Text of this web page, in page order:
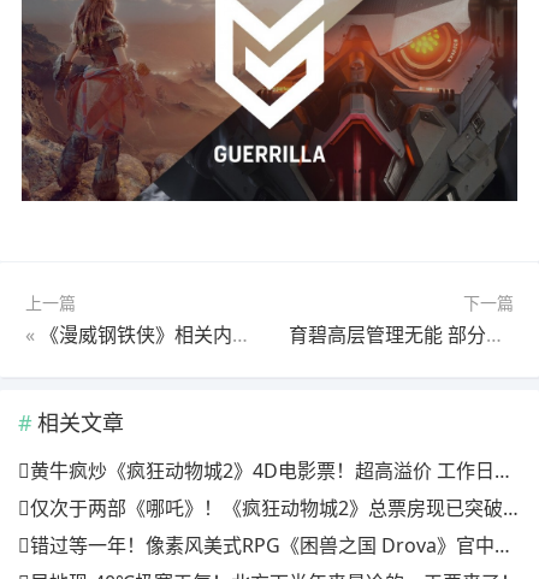
上一篇
« 《漫威钢铁侠》相关内容被删或不会在GDC 2025上亮相
下一篇
育碧高层管理无能 部分股东希望联合抗议警告高层
相关文章
黄牛疯炒《疯狂动物城2》4D电影票！超高溢价 工作日也满场
仅次于两部《哪吒》！《疯狂动物城2》总票房现已突破20亿
错过等一年！像素风美式RPG《困兽之国 Drova》官中上线特惠倒计时三天